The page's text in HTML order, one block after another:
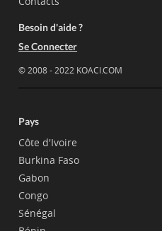
Besoin d'aide ?
Se Connecter
© 2008 - 2022 KOACI.COM
Pays
Côte d'Ivoire
Burkina Faso
Gabon
Congo
Sénégal